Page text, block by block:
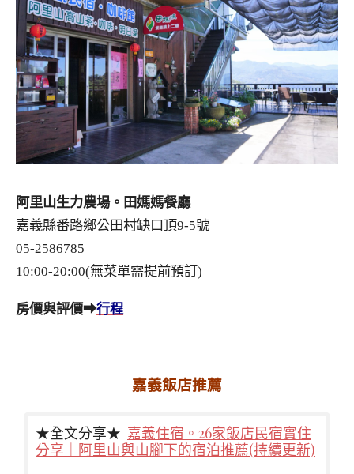
阿里山生力農場。田媽媽餐廳
嘉義縣番路鄉公田村缺口頂9-5號
05-2586785
10:00-20:00(無菜單需提前預訂)
房價與評價➡行程
嘉義飯店推薦
★全文分享★ 嘉義住宿。26家飯店民宿實住
分享｜阿里山與山腳下的宿泊推薦(持續更新)